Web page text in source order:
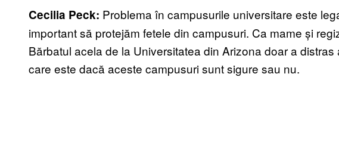
Cecilia Peck: Problema în campusurile universitare este
important să protejăm fetele din campusuri. Ca mame și
Bărbatul acela de la Universitatea din Arizona doar a
care este dacă aceste campusuri sunt sigure sau nu.